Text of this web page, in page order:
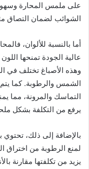
على ملمس المحارة
الشوائب لضمان التصاق
أما بالنسبة للألوان،
عالية الجودة تمنحها
وهذه الأصباغ تختلف في
الشمس والرطوبة. كما
التماسك والمرونة، مما
يرفع من التكلفة بشكل
بالإضافة إلى ذلك، تحتوي
لمنع الرطوبة من اختراق
يزيد من تكلفتها مقارنة